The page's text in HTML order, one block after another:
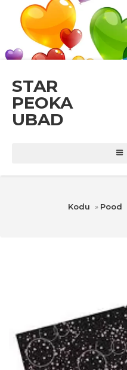
STAR
PEOKA
UBAD
Kodu » Pood